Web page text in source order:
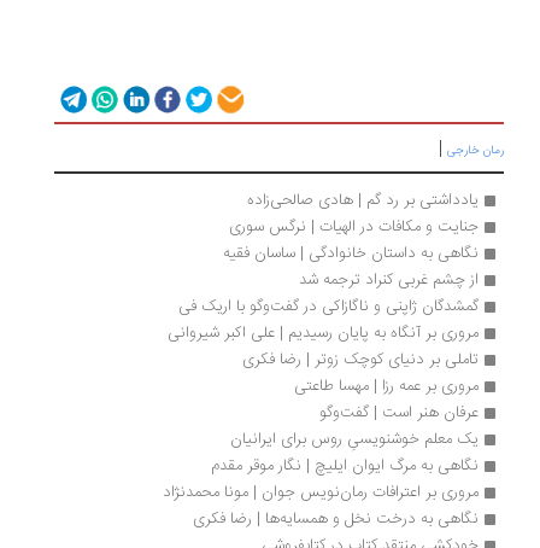
خارجی|
یادداشتی بر رد گم | هادی صالحی‌زاده
جنایت و مکافات در الهیات | نرگس سوری
نگاهی به داستان خانوادگی | ساسان فقیه
از چشم غربی کنراد ترجمه شد
گمشدگان ژاپنی و ناگازاکی در گفت‌وگو با اریک فی
مروری بر آنگاه به پایان رسیدیم | علی اکبر شیروانی
تاملی بر دنیای کوچک زوتر | رضا فکری
مروری بر عمه رزا | مهسا طاعتی
عرفان هنر است | گفت‌وگو
یک معلم خوشنویسیِ روس برای ایرانیان
نگاهی به مرگ ایوان ایلیچ | نگار موقر مقدم
مروری بر اعترافات رمان‌نویس جوان | مونا محمدنژاد
نگاهی به درخت نخل و همسایه‌ها | رضا فکری